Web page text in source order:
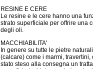
RESINE E CERE
Le resine e le cere hanno una
strato superficiale per offrire una
degli oli.
MACCHIABILITA'
In genere su tutte le pietre
(calcare) come i marmi,
stato steso alla consegna un